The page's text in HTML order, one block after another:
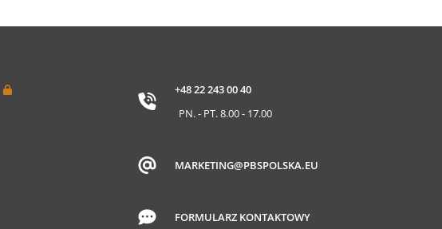
+48 22 243 00 40
PN. - PT. 8.00 - 17.00
MARKETING@PBSPOLSKA.EU
FORMULARZ KONTAKTOWY